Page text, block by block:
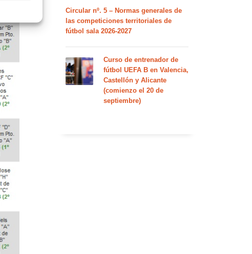
Circular nº. 5 – Normas generales de
las competiciones territoriales de
fútbol sala 2026-2027
Curso de entrenador de
fútbol UEFA B en Valencia,
Castellón y Alicante
(comienzo el 20 de
septiembre)